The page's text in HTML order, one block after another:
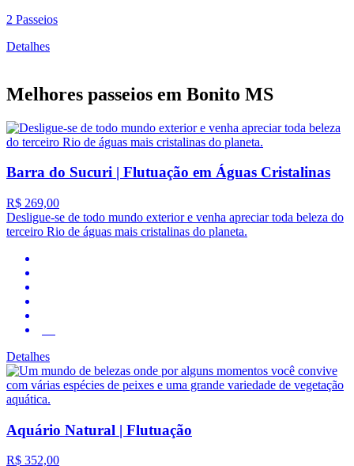
2 Passeios
Detalhes
Melhores passeios em Bonito MS
Barra do Sucuri | Flutuação em Águas Cristalinas
R$ 269,00
Desligue-se de todo mundo exterior e venha apreciar toda beleza do
terceiro Rio de águas mais cristalinas do planeta.
Detalhes
Aquário Natural | Flutuação
R$ 352,00